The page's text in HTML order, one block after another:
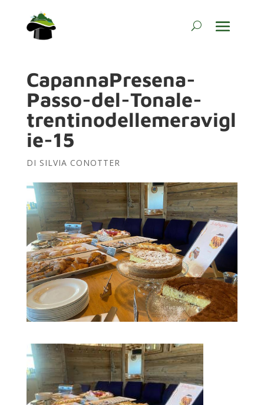
CapannaPresena-
Passo-del-Tonale-
trentinodellemeravigl
ie-15
DI SILVIA CONOTTER